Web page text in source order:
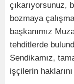
çıkarıyorsunuz,
bozmaya
başkanımız
tehditlerde
Sendikamız,
işçilerin